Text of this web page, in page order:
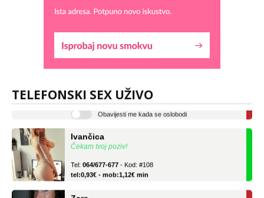
TELEFONSKI SEX UŽIVO
Lucija
Razgovaram :)
tel:0,93€ - mob:1,12€ min
Čekam tvoj poziv!
tel:0,93€ - mob:1,12€ min